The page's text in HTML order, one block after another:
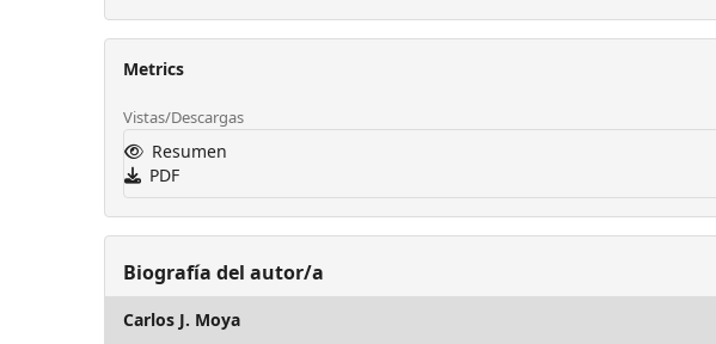
Metrics
Vistas/Descargas
Resumen
PDF
Biografía del autor/a
Carlos J. Moya